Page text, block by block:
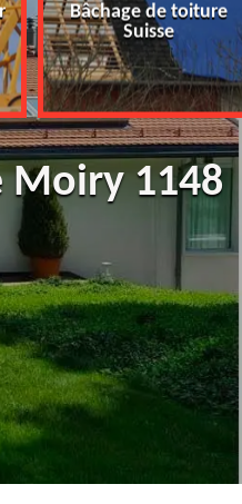
Bâchage de toiture
Suisse
Moiry 1148